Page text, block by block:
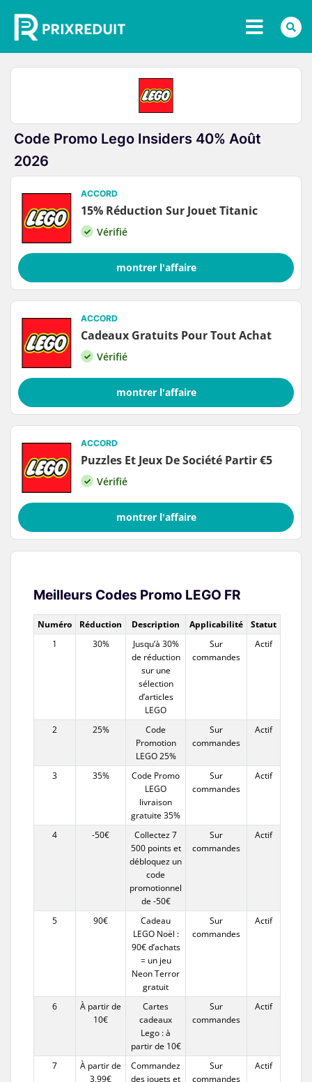
Code Promo Lego Insiders 40% Août
2026
ACCORD
15% Réduction Sur Jouet Titanic
Vérifié
montrer l'affaire
ACCORD
Cadeaux Gratuits Pour Tout Achat
Vérifié
montrer l'affaire
ACCORD
Puzzles Et Jeux De Société Partir €5
Vérifié
montrer l'affaire
Meilleurs Codes Promo LEGO FR
Numéro Réduction Description Applicabilité
Statut
1
30%
Jusqu’à 30%
de réduction
sur une
sélection
d’articles
LEGO
Sur
commandes
Actif
2 25%
Code
Promotion
LEGO 25%
Sur
commandes
Actif
3 35%
Code Promo
LEGO
livraison
gratuite 35%
Sur
commandes
Actif
4 -50€
Collectez 7
500 points et
débloquez un
code
promotionnel
de -50€
Sur
commandes
Actif
5 90€
Cadeau
LEGO Noël :
90€ d’achats
= un jeu
Neon Terror
gratuit
Sur
commandes
Actif
6
À partir de
10€
Cartes
cadeaux
Lego : à
partir de 10€
Sur
commandes
Actif
7
À partir de
3,99€
Commandez
des jouets et
Sur
commandes
Actif